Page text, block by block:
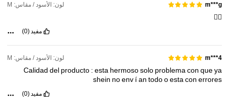
m***g لون: الأسود / مقاس: M
👍🏻
مفيد(0)
m***4 لون: الأسود / مقاس: M
Calidad del producto : esta hermososolo problema con queya
shein noenv ían todooesta con errores
مفيد(0)